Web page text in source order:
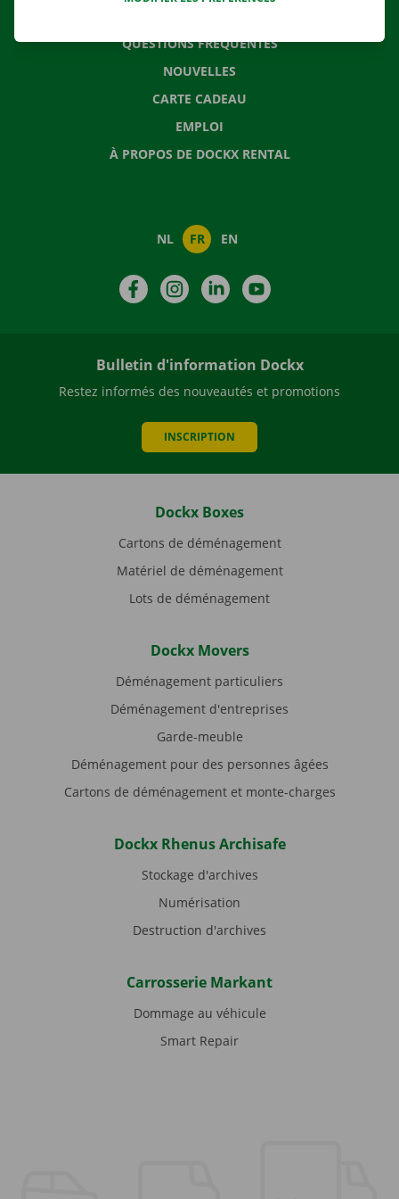
QUESTIONS FRÉQUENTES
NOUVELLES
CARTE CADEAU
EMPLOI
À PROPOS DE DOCKX RENTAL
NL FR EN
FacebookInstagramLinkedIn
Bulletin d'information Dockx
Restez informés des nouveautés et promotions
INSCRIPTION
Dockx Boxes
Cartons de déménagement
Matériel de déménagement
Lots de déménagement
Dockx Movers
Déménagement particuliers
Déménagement d'entreprises
Garde-meuble
Déménagement pour des personnes âgées
Cartons de déménagement et monte-charges
Dockx Rhenus Archisafe
Stockage d'archives
Numérisation
Destruction d'archives
Carrosserie Markant
Dommage au véhicule
Smart Repair